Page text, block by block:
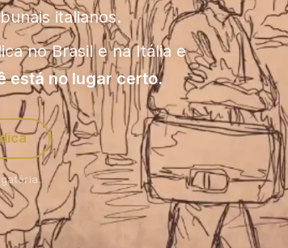
italianos.
no Brasil e na Itália e
está no lugar certo.